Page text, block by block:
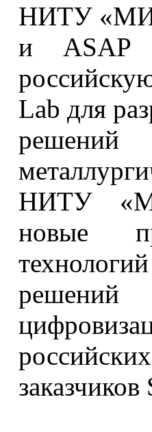
НИТУ
и ASAP
Lab для
НИТУ
новые
заказчиков